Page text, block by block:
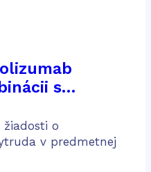
s
na liečbu
v prvej línii
žiadosti o
v predmetnej